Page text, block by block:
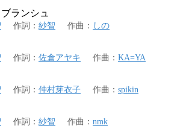
ランシュ
作詞 ： 紗智 作曲 ： しの
作詞 ： 佐倉アヤキ 作曲 ： KA=YA
作詞 ： 仲村芽衣子 作曲 ： spikin
作詞 ： 紗智 作曲 ： nmk